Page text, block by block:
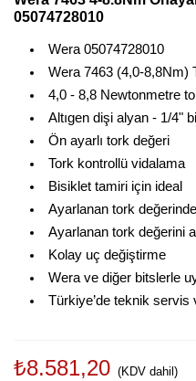
05074728010
Wera 05074728010
Wera 7463 (4,0-8,8Nm)
4,0 - 8,8 Newtonmetre
Altıgen dişi alyan - 1/4"
Ön ayarlı tork değeri
Tork kontrollü vidalama
Bisiklet tamiri için ideal
Ayarlanan tork
Ayarlanan tork değerini
Kolay uç değiştirme
Wera ve diğer bitslerle
Türkiye’de teknik
₺8.581,20 (KDV dahil)